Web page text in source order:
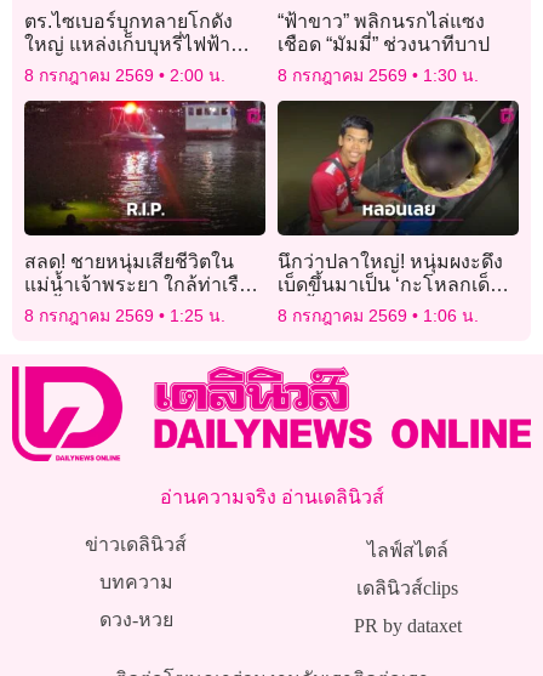
ตร.ไซเบอร์บุกทลายโกดัง
ใหญ่ แหล่งเก็บบุหรี่ไฟฟ้า
ลอบขายออนไลน์ ยึดของ
กลางอื้อ!
8 กรกฎาคม 2569 2:00 น.
“ฟ้าขาว” พลิกนรกไล่แซง
เชือด “มัมมี่” ช่วงนาทีบาป
8 กรกฎาคม 2569 1:30 น.
สลด! ชายหนุ่มเสียชีวิตใน
แม่น้ำเจ้าพระยา ใกล้ท่าเรือ
ท่าน้ำนนท์ ตร.เร่งตรวจสอบ
อัตลักษณ์และติดตามญาติ
8 กรกฎาคม 2569 1:25 น.
นึกว่าปลาใหญ่! หนุ่มผงะดึง
เบ็ดขึ้นมาเป็น ‘กะโหลกเด็ก’
จมน้ำปริศนาหน้าวัด
8 กรกฎาคม 2569 1:06 น.
อ่านความจริง อ่านเดลินิวส์
ข่าวเดลินิวส์
บทความ
ดวง-หวย
ไลฟ์สไตล์
เดลินิวส์clips
PR by dataxet